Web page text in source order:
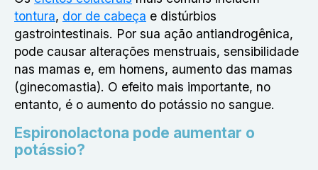
tontura, dor de cabeça e distúrbios
gastrointestinais. Por sua ação antiandrogênica,
pode causar alterações menstruais, sensibilidade
nas mamas e, em homens, aumento das mamas
(ginecomastia). O efeito mais importante, no
entanto, é o aumento do potássio no sangue.
Espironolactona pode aumentar o
potássio?